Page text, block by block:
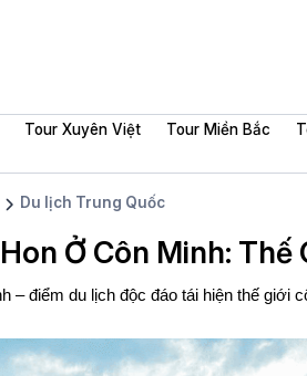
Tour Xuyên Việt Tour Miền Bắc
Du lịch Trung Quốc
Ở Côn Minh:
– điểm du lịch độc đáo tái hiện thế giới